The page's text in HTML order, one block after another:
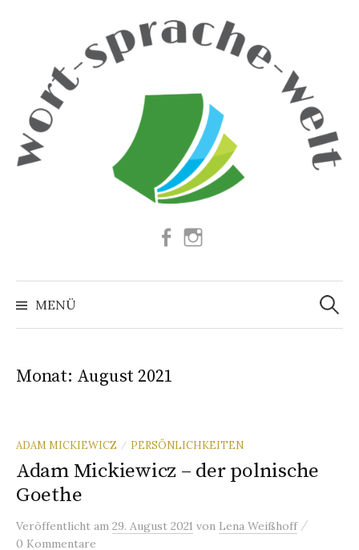
Facebook
MENÜ
Suchen
nach:
Monat: August 2021
ADAM MICKIEWICZ / PERSÖNLICHKEITEN
Adam Mickiewicz – der polnische
Goethe
Veröffentlicht am 29. August 2021 von Lena Weißhoff /
0 Kommentare